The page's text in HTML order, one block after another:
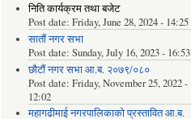
निति कार्यक्रम तथा बजेट
Post date: Friday, June 28, 2024 - 14:25
सातौं नगर सभा
Post date: Sunday, July 16, 2023 - 16:53
छौटौं नगर सभा आ.ब. २०७९/०८०
Post date: Friday, November 25, 2022 -
12:02
महागढीमाई नगरपालिकाको प्रस्तावित आ.ब.